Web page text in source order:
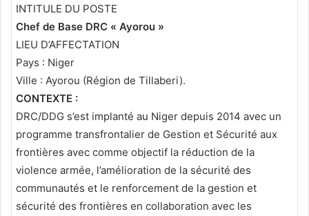
INTITULE DU POSTE
Chef de Base DRC « Ayorou »
LIEU D’AFFECTATION
Pays : Niger
Ville : Ayorou (Région de Tillaberi).
CONTEXTE :
DRC/DDG s’est implanté au Niger depuis 2014 avec un
programme transfrontalier de Gestion et Sécurité aux
frontières avec comme objectif la réduction de la
violence armée, l’amélioration de la sécurité des
communautés et le renforcement de la gestion et
sécurité des frontières en collaboration avec les